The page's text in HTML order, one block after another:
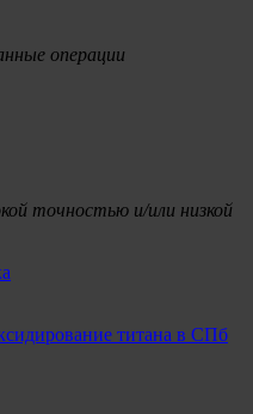
операции
точностью и/или низкой